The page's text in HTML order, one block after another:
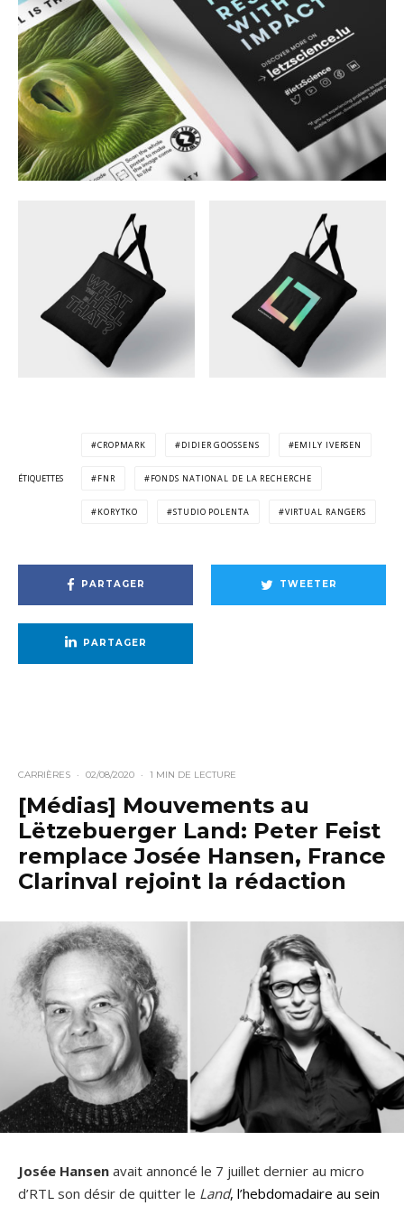
ÉTIQUETTES
CROPMARK DIDIER GOOSSENS EMILY IVERSEN
FNR FONDS NATIONAL DE LA RECHERCHE
KORYTKO STUDIO POLENTA VIRTUAL RANGERS
PARTAGER TWEETER
PARTAGER
CARRIÈRES · 02/08/2020 · 1 MIN DE LECTURE
[Médias] Mouvements au
Lëtzebuerger Land: Peter Feist
remplace Josée Hansen, France
Clarinval rejoint la rédaction
Josée Hansen avait annoncé le 7 juillet dernier au micro
d’RTL son désir de quitter le Land, l’hebdomadaire au sein